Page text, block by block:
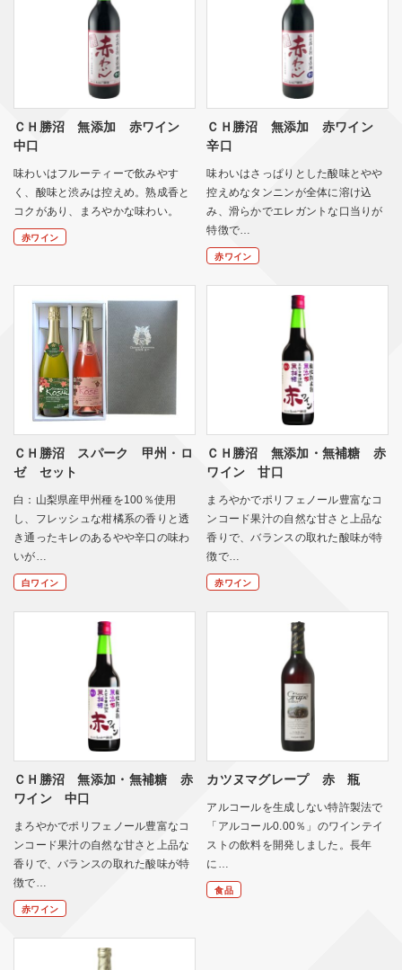
ＣＨ勝沼 無添加 赤ワイン
中口
味わいはフルーティーで飲みやす
く、酸味と渋みは控えめ。熟成香と
コクがあり、まろやかな味わい。
赤ワイン
ＣＨ勝沼 無添加 赤ワイン
辛口
味わいはさっぱりとした酸味とやや
控えめなタンニンが全体に溶け込
み、滑らかでエレガントな口当りが
特徴で…
赤ワイン
ＣＨ勝沼 スパーク 甲州・ロ
ゼ セット
白：山梨県産甲州種を100％使用
し、フレッシュな柑橘系の香りと透
き通ったキレのあるやや辛口の味わ
いが…
白ワイン
ＣＨ勝沼 無添加・無補糖 赤
ワイン 甘口
まろやかでポリフェノール豊富なコ
ンコード果汁の自然な甘さと上品な
香りで、バランスの取れた酸味が特
徴で…
赤ワイン
ＣＨ勝沼 無添加・無補糖 赤
ワイン 中口
まろやかでポリフェノール豊富なコ
ンコード果汁の自然な甘さと上品な
香りで、バランスの取れた酸味が特
徴で…
赤ワイン
カツヌマグレープ 赤 瓶
アルコールを生成しない特許製法で
「アルコール0.00％」のワインテイ
ストの飲料を開発しました。長年
に…
食品